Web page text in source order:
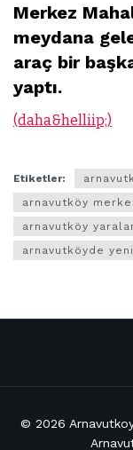
Merkez
meydana
araç bir
yaptı.
(daha&helliip;)
Etiketler:
arnavutköy
arnavutköy
arnavutköyde
© 2026